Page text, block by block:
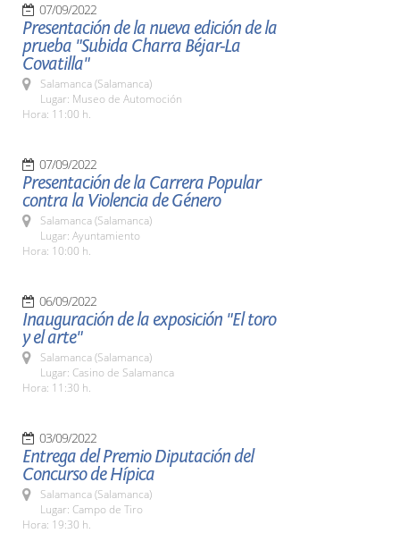
07/09/2022
Presentación de la nueva edición de la
prueba "Subida Charra Béjar-La
Covatilla"
Salamanca (Salamanca)
Lugar: Museo de Automoción
Hora: 11:00 h.
07/09/2022
Presentación de la Carrera Popular
contra la Violencia de Género
Salamanca (Salamanca)
Lugar: Ayuntamiento
Hora: 10:00 h.
06/09/2022
Inauguración de la exposición "El toro
y el arte"
Salamanca (Salamanca)
Lugar: Casino de Salamanca
Hora: 11:30 h.
03/09/2022
Entrega del Premio Diputación del
Concurso de Hípica
Salamanca (Salamanca)
Lugar: Campo de Tiro
Hora: 19:30 h.